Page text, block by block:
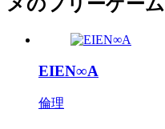
メのフリーゲーム
EIEN∞A
倫理